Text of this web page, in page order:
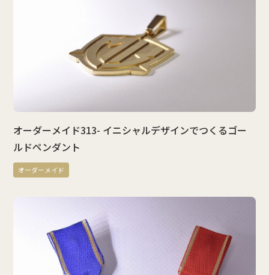
オーダーメイド313- イニシャルデザインでつくるゴー
ルドペンダント
オーダーメイド